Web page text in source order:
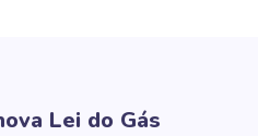
Lei do Gás